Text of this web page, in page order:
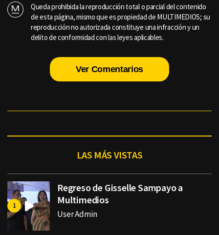
Queda prohibida la reproducción total o parcial del contenido
de esta página, mismo que es propiedad de MULTIMEDIOS; su
reproducción no autorizada constituye una infracción y un
delito de conformidad con las leyes aplicables.
Ver Comentarios
LAS MÁS VISTAS
Regreso de Gisselle Sampayo a
Multimedios
User Admin